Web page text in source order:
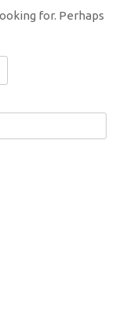
for. Perhaps